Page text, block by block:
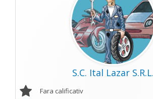
S.C. Ital Lazar S.R.L.
Fara calificativ